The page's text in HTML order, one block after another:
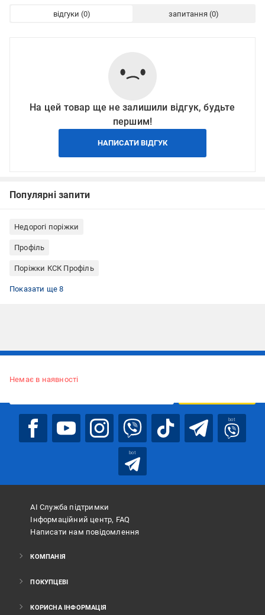
відгуки запитання
На цей товар ще не залишили відгук, будьте
першим!
НАПИСАТИ ВІДГУК
Популярні запити
Недорогі поріжки
Профіль
Поріжки КСК Профіль
Поріжки Г-подібні
Поріжки сходинкові (кутові)
Поріжок ламінований
Поріжки для плитки
Поріжки для ламінату
Поріжки для лінолеуму
Поріжок різнорівневий
Алюмінієві поріжки
Показати ще 8
Немає в наявності
bot
bot
АІ Служба підтримки
Інформаційний центр, FAQ
Написати нам повідомлення
КОМПАНІЯ
ПОКУПЦЕВІ
КОРИСНА ІНФОРМАЦІЯ